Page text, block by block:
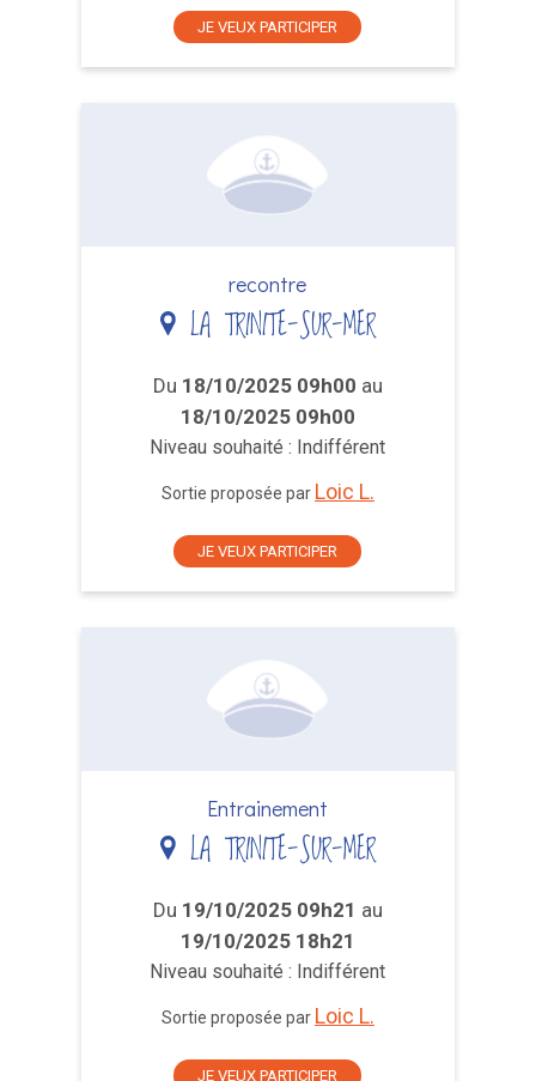
JE VEUX PARTICIPER
recontre
LA TRINITE-SUR-MER
Du 18/10/2025 09h00 au
18/10/2025 09h00
Niveau souhaité : Indifférent
Sortie proposée par Loic L.
JE VEUX PARTICIPER
Entrainement
LA TRINITE-SUR-MER
Du 19/10/2025 09h21 au
19/10/2025 18h21
Niveau souhaité : Indifférent
Sortie proposée par Loic L.
JE VEUX PARTICIPER